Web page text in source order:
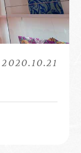
2020.10.21